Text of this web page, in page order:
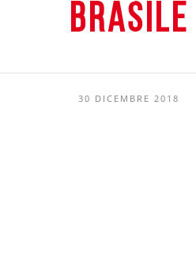
brasile
30 DICEMBRE 2018